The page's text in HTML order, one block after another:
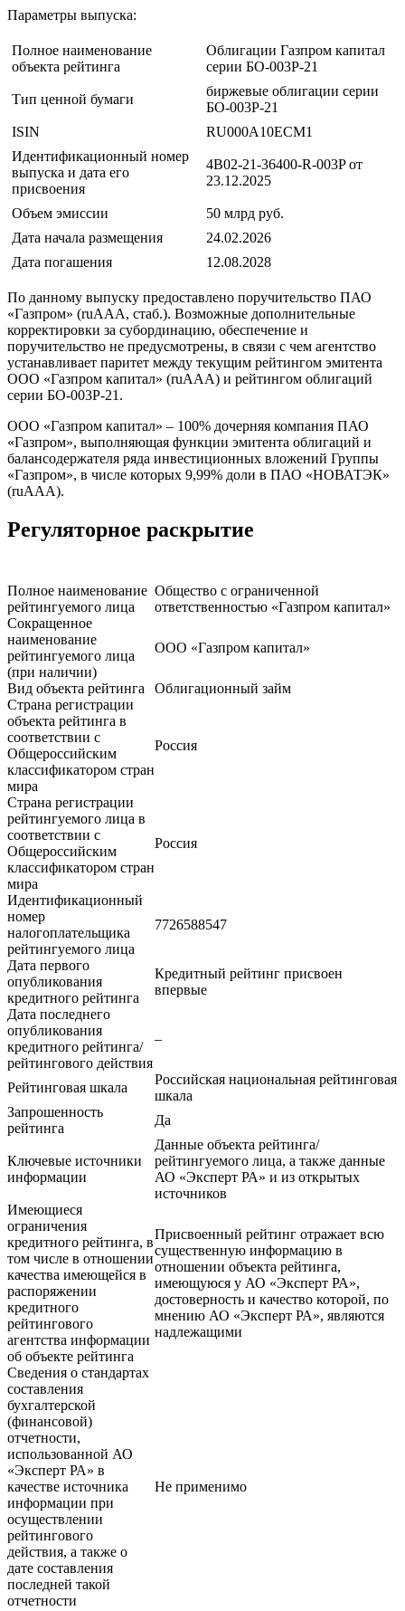
Параметры выпуска:
Полное наименование
объекта рейтинга
Облигации Газпром капитал
серии БО-003Р-21
Тип ценной бумаги
биржевые облигации серии
БО-003Р-21
ISIN
RU000A10ECM1
Идентификационный номер
выпуска и дата его
присвоения
4B02-21-36400-R-003P от
23.12.2025
Объем эмиссии
50 млрд руб.
Дата начала размещения
24.02.2026
Дата погашения
12.08.2028
По данному выпуску предоставлено поручительство ПАО
«Газпром» (ruAAA, стаб.). Возможные дополнительные
корректировки за субординацию, обеспечение и
поручительство не предусмотрены, в связи с чем агентство
устанавливает паритет между текущим рейтингом эмитента
ООО «Газпром капитал» (ruAAA) и рейтингом облигаций
серии БО-003Р-21.
ООО «Газпром капитал» – 100% дочерняя компания ПАО
«Газпром», выполняющая функции эмитента облигаций и
балансодержателя ряда инвестиционных вложений Группы
«Газпром», в числе которых 9,99% доли в ПАО «НОВАТЭК»
(ruAAA).
Регуляторное раскрытие
Полное наименование
рейтингуемого лица
Общество с ограниченной
ответственностью «Газпром капитал»
Сокращенное
наименование
рейтингуемого лица
(при наличии)
ООО «Газпром капитал»
Вид объекта рейтинга
Облигационный займ
Страна регистрации
объекта рейтинга в
соответствии с
Общероссийским
классификатором стран
мира
Россия
Страна регистрации
рейтингуемого лица в
соответствии с
Общероссийским
классификатором стран
мира
Россия
Идентификационный
номер
налогоплательщика
рейтингуемого лица
7726588547
Дата первого
опубликования
кредитного рейтинга
Кредитный рейтинг присвоен
впервые
Дата последнего
опубликования
кредитного рейтинга/
рейтингового действия
–
Рейтинговая шкала
Российская национальная рейтинговая
шкала
Запрошенность
рейтинга
Да
Ключевые источники
информации
Данные объекта рейтинга/
рейтингуемого лица, а также данные
АО «Эксперт РА» и из открытых
источников
Имеющиеся
ограничения
кредитного рейтинга, в
том числе в отношении
качества имеющейся в
распоряжении
кредитного
рейтингового
агентства информации
об объекте рейтинга
Присвоенный рейтинг отражает всю
существенную информацию в
отношении объекта рейтинга,
имеющуюся у АО «Эксперт РА»,
достоверность и качество которой, по
мнению АО «Эксперт РА», являются
надлежащими
Сведения о стандартах
составления
бухгалтерской
(финансовой)
отчетности,
использованной АО
«Эксперт РА» в
качестве источника
информации при
осуществлении
рейтингового
действия, а также о
дате составления
последней такой
отчетности
Не применимо